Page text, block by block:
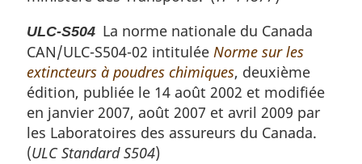
ULC-S504 La norme nationale du Canada
CAN/ULC-S504-02 intitulée Norme sur les
extincteurs à poudres chimiques, deuxième
édition, publiée le 14 août 2002 et modifiée
en janvier 2007, août 2007 et avril 2009 par
les Laboratoires des assureurs du Canada.
(ULC Standard S504)